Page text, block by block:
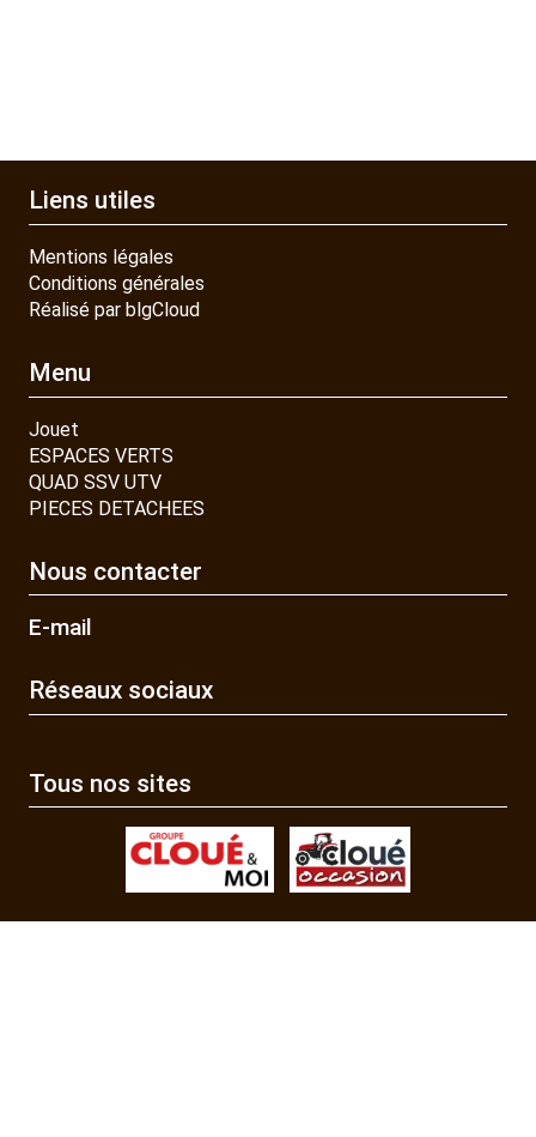
Liens utiles
Mentions légales
Conditions générales
Réalisé par blgCloud
Menu
Jouet
ESPACES VERTS
QUAD SSV UTV
PIECES DETACHEES
Nous contacter
E-mail
Réseaux sociaux
Tous nos sites